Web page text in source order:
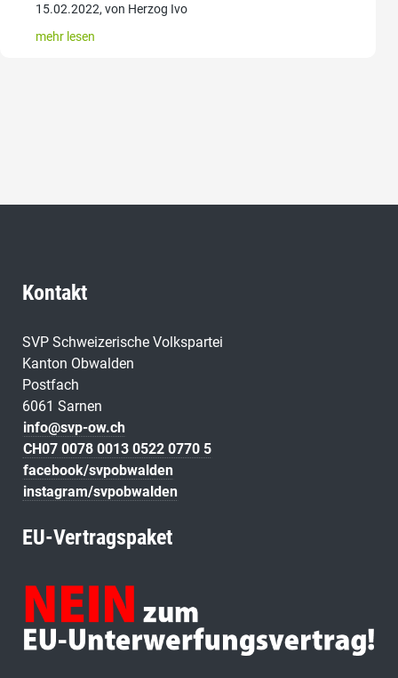
15.02.2022, von Herzog Ivo
mehr lesen
Kontakt
SVP Schweizerische Volkspartei
Kanton Obwalden
Postfach
6061 Sarnen
info@svp-ow.ch
CH07 0078 0013 0522 0770 5
facebook/svpobwalden
instagram/svpobwalden
EU-Vertragspaket